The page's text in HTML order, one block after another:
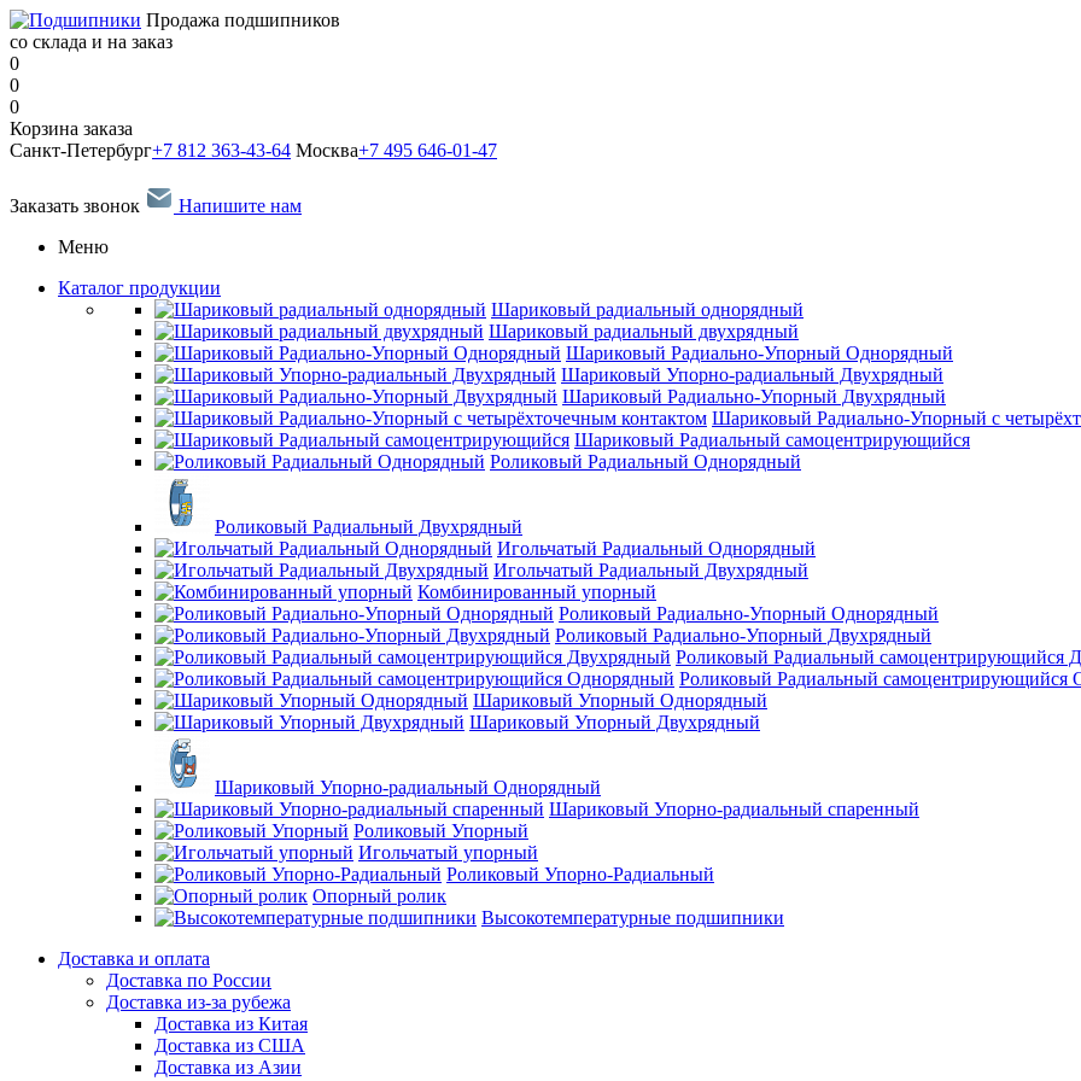
Продажа подшипников
со склада и на заказ
0
0
0
Корзина заказа
Санкт-Петербург+7 812 363-43-64 Москва+7 495 646-01-47
Заказать звонок
Напишите нам
Меню
Каталог продукции
Шариковый радиальный однорядный
Шариковый радиальный двухрядный
Шариковый Радиально-Упорный Однорядный
Шариковый Упорно-радиальный Двухрядный
Шариковый Радиально-Упорный Двухрядный
Шариковый Радиально-Упорный с
Шариковый Радиальный самоцентрирующийся
Роликовый Радиальный Однорядный
Роликовый Радиальный Двухрядный
Игольчатый Радиальный Однорядный
Игольчатый Радиальный Двухрядный
Комбинированный упорный
Роликовый Радиально-Упорный Однорядный
Роликовый Радиально-Упорный Двухрядный
Роликовый Радиальный самоцентрирующийся
Роликовый Радиальный самоцентрирующийся
Шариковый Упорный Однорядный
Шариковый Упорный Двухрядный
Шариковый Упорно-радиальный Однорядный
Шариковый Упорно-радиальный спаренный
Роликовый Упорный
Игольчатый упорный
Роликовый Упорно-Радиальный
Опорный ролик
Высокотемпературные подшипники
Доставка и оплата
Доставка по России
Доставка из-за рубежа
Доставка из Китая
Доставка из США
Доставка из Азии